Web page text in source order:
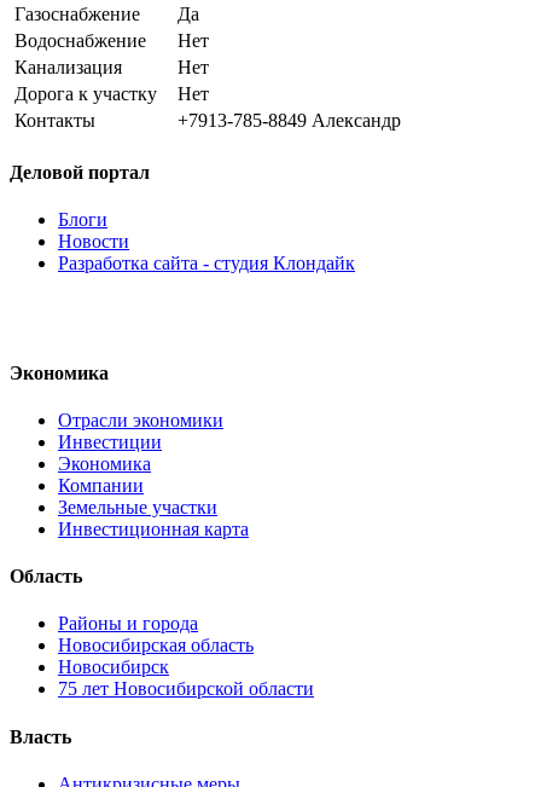
Газоснабжение
Да
Водоснабжение
Нет
Канализация
Нет
Дорога к участку
Нет
Контакты
+7913-785-8849 Александр
Деловой портал
Блоги
Новости
Разработка сайта - студия Клондайк
Экономика
Отрасли экономики
Инвестиции
Экономика
Компании
Земельные участки
Инвестиционная карта
Область
Районы и города
Новосибирская область
Новосибирск
75 лет Новосибирской области
Власть